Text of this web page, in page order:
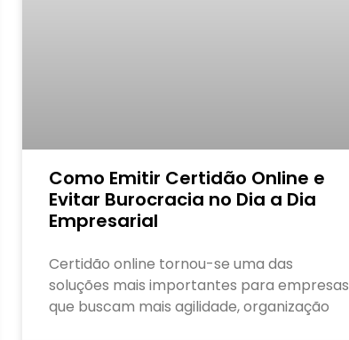
Como Emitir Certidão Online e
Evitar Burocracia no Dia a Dia
Empresarial
Certidão online tornou-se uma das
soluções mais importantes para empresas
que buscam mais agilidade, organização